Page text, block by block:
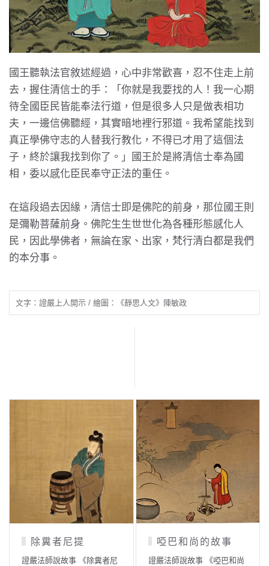
國王聽執法官敘述經過，心中非常歡喜，忍不住走上前
去，握住清信士的手：「你就是我要找的人！我一心期
待全國臣民皆能奉法行道，但是很多人只是做表相功
夫，一邊信佛聽經，其實暗地裡行邪道。我希望能找到
真正學佛守志的人替我行教化，不得已才用了這個法
子，終於讓我找到你了。」國王於是將清信士奉為國
相，委以感化臣民奉守正法的重任。
在這段過去因緣，清信士即是佛陀的前身，那位國王則
是彌勒菩薩前身。佛陀生生世世化為各種形態感化人
民，因此學佛者，無論在家、出家，梵行清白都是我們
的本分事。
文字：證嚴上人開示 / 繪圖：《靜思人文》陳敏政
巴和尚
女人與狼狗
證嚴法師說故事 《女人與狼
晝執火把的修
證嚴法師說故事 《晝執